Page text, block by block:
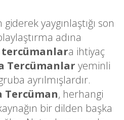
yaygınlaştığı son
adına
a ihtiyaç
Tercümanlar yeminli
ayrılmışlardır.
Tercüman, herhangi
bir dilden başka